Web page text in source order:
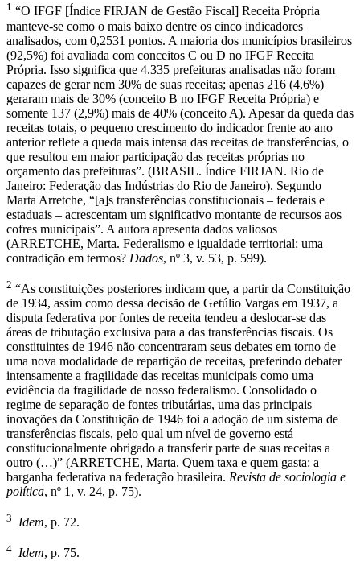
1 “O IFGF [Índice FIRJAN de Gestão Fiscal] Receita Própria
manteve-se como o mais baixo dentre os cinco indicadores
analisados, com 0,2531 pontos. A maioria dos municípios brasileiros
(92,5%) foi avaliada com conceitos C ou D no IFGF Receita
Própria. Isso significa que 4.335 prefeituras analisadas não foram
capazes de gerar nem 30% de suas receitas; apenas 216 (4,6%)
geraram mais de 30% (conceito B no IFGF Receita Própria) e
somente 137 (2,9%) mais de 40% (conceito A). Apesar da queda das
receitas totais, o pequeno crescimento do indicador frente ao ano
anterior reflete a queda mais intensa das receitas de transferências, o
que resultou em maior participação das receitas próprias no
orçamento das prefeituras”. (BRASIL. Índice FIRJAN. Rio de
Janeiro: Federação das Indústrias do Rio de Janeiro). Segundo
Marta Arretche, “[a]s transferências constitucionais – federais e
estaduais – acrescentam um significativo montante de recursos aos
cofres municipais”. A autora apresenta dados valiosos
(ARRETCHE, Marta. Federalismo e igualdade territorial: uma
contradição em termos? Dados, nº 3, v. 53, p. 599).
2 “As constituições posteriores indicam que, a partir da Constituição
de 1934, assim como dessa decisão de Getúlio Vargas em 1937, a
disputa federativa por fontes de receita tendeu a deslocar-se das
áreas de tributação exclusiva para a das transferências fiscais. Os
constituintes de 1946 não concentraram seus debates em torno de
uma nova modalidade de repartição de receitas, preferindo debater
intensamente a fragilidade das receitas municipais como uma
evidência da fragilidade de nosso federalismo. Consolidado o
regime de separação de fontes tributárias, uma das principais
inovações da Constituição de 1946 foi a adoção de um sistema de
transferências fiscais, pelo qual um nível de governo está
constitucionalmente obrigado a transferir parte de suas receitas a
outro (…)” (ARRETCHE, Marta. Quem taxa e quem gasta: a
barganha federativa na federação brasileira. Revista de sociologia e
política, nº 1, v. 24, p. 75).
3 Idem, p. 72.
4 Idem, p. 75.